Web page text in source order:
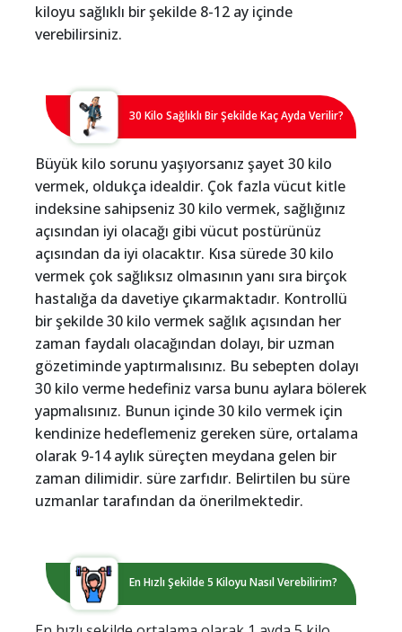
kiloyu sağlıklı bir şekilde 8-12 ay içinde
verebilirsiniz.
30 Kilo Sağlıklı Bir Şekilde Kaç Ayda Verilir?
Büyük kilo sorunu yaşıyorsanız şayet 30 kilo
vermek, oldukça idealdir. Çok fazla vücut kitle
indeksine sahipseniz 30 kilo vermek, sağlığınız
açısından iyi olacağı gibi vücut postürünüz
açısından da iyi olacaktır. Kısa sürede 30 kilo
vermek çok sağlıksız olmasının yanı sıra birçok
hastalığa da davetiye çıkarmaktadır. Kontrollü
bir şekilde 30 kilo vermek sağlık açısından her
zaman faydalı olacağından dolayı, bir uzman
gözetiminde yaptırmalısınız. Bu sebepten dolayı
30 kilo verme hedefiniz varsa bunu aylara bölerek
yapmalısınız. Bunun içinde 30 kilo vermek için
kendinize hedeflemeniz gereken süre, ortalama
olarak 9-14 aylık süreçten meydana gelen bir
zaman dilimidir. süre zarfıdır. Belirtilen bu süre
uzmanlar tarafından da önerilmektedir.
En Hızlı Şekilde 5 Kiloyu Nasıl Verebilirim?